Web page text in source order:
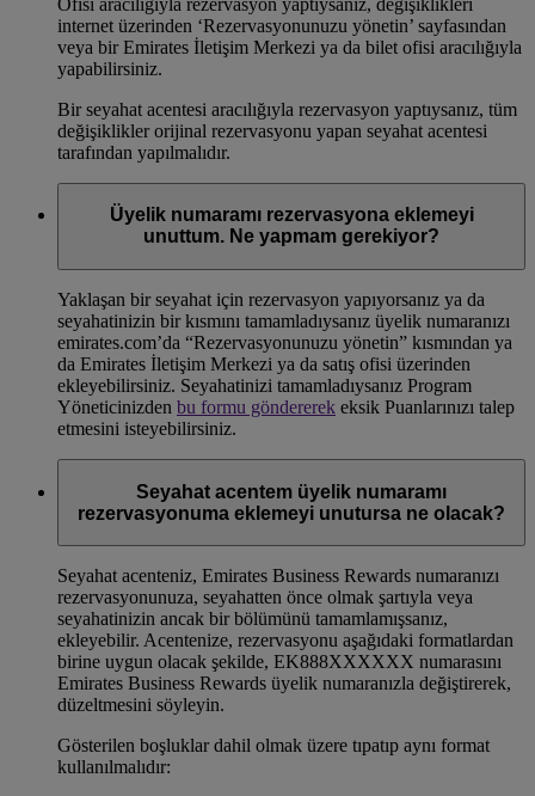
internet üzerinden ‘Rezervasyonunuzu yönetin’ sayfasından
veya bir Emirates İletişim Merkezi ya da bilet ofisi aracılığıyla
yapabilirsiniz.
Bir seyahat acentesi aracılığıyla rezervasyon yaptıysanız, tüm
değişiklikler orijinal rezervasyonu yapan seyahat acentesi
tarafından yapılmalıdır.
Üyelik numaramı rezervasyona eklemeyi
unuttum. Ne yapmam gerekiyor?
Yaklaşan bir seyahat için rezervasyon yapıyorsanız ya da
seyahatinizin bir kısmını tamamladıysanız üyelik numaranızı
emirates.com’da “Rezervasyonunuzu yönetin” kısmından ya
da Emirates İletişim Merkezi ya da satış ofisi üzerinden
ekleyebilirsiniz. Seyahatinizi tamamladıysanız Program
Yöneticinizden bu formu göndererek eksik Puanlarınızı talep
etmesini isteyebilirsiniz.
Seyahat acentem üyelik numaramı
rezervasyonuma eklemeyi unutursa ne olacak?
Seyahat acenteniz, Emirates Business Rewards numaranızı
rezervasyonunuza, seyahatten önce olmak şartıyla veya
seyahatinizin ancak bir bölümünü tamamlamışsanız,
ekleyebilir. Acentenize, rezervasyonu aşağıdaki formatlardan
birine uygun olacak şekilde, EK888XXXXXX numarasını
Emirates Business Rewards üyelik numaranızla değiştirerek,
düzeltmesini söyleyin.
Gösterilen boşluklar dahil olmak üzere tıpatıp aynı format
kullanılmalıdır: